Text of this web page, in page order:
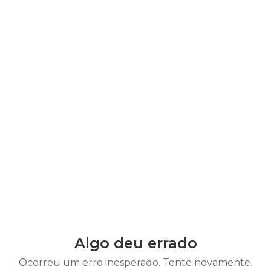
Algo deu errado
Ocorreu um erro inesperado. Tente novamente.